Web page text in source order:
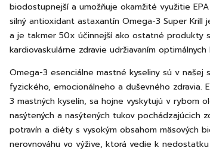
biodostupnejší a umožňuje okamžité využitie
silný antioxidant astaxantín Omega-3 Super
a je takmer 50x účinnejší ako ostatné produkty
kardiovaskulárne zdravie udržiavaním
Omega-3 esenciálne mastné kyseliny sú v
fyzického, emocionálneho a duševného zdravia.
3 mastných kyselín, sa hojne vyskytujú v rybom
nasýtených a nasýtených tukov pochádzajúcich
potravín a diéty s vysokým obsahom mäsových
nerovnováhu vo výžive, ktorá vedie k